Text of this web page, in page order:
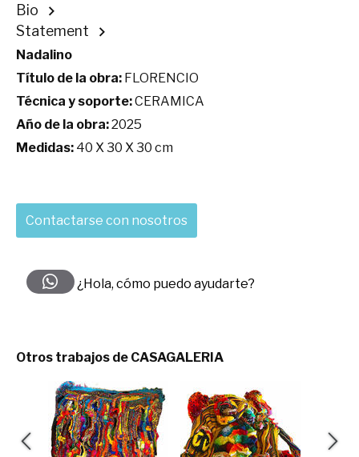
Bio
Statement
Nadalino
Título de la obra: FLORENCIO
Técnica y soporte:CERAMICA
Año de la obra:2025
Medidas: 40 X 30 X 30 cm
Contactarse con nosotros
¿Hola, cómo puedo ayudarte?
Otros trabajos de CASAGALERIA